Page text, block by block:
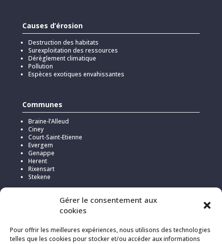
Gérer le consentement aux
cookies
Pour offrir les meilleures expériences, nous utilisons des technologies
telles que les cookies pour stocker et/ou accéder aux informations
Causes d’érosion
Destruction des habitats
Surexploitation des ressources
Dérèglement climatique
Pollution
Espèces exotiques envahissantes
Communes
Braine-l’Alleud
Ciney
Court-Saint-Etienne
Evergem
Genappe
Herent
Rixensart
Stekene